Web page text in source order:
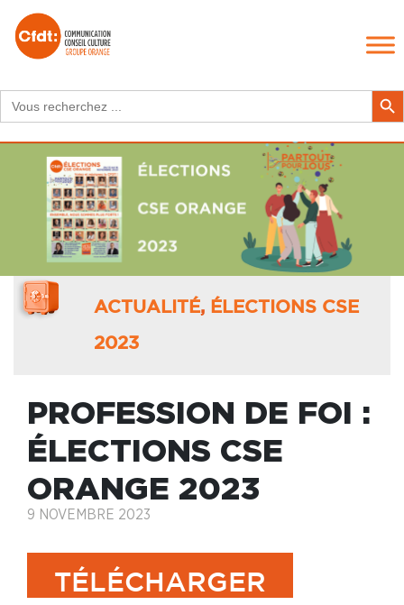
for:
Search
ACTUALITÉ, ÉLECTIONS CSE
2023
PROFESSION DE FOI :
ÉLECTIONS CSE
ORANGE 2023
9 NOVEMBRE 2023
TÉLÉCHARGER